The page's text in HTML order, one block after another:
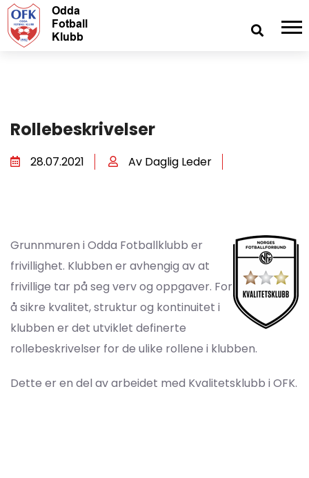
Rollebeskrivelser
28.07.2021 Av Daglig Leder
Grunnmuren i Odda Fotballklubb er
frivillighet. Klubben er avhengig av at
frivillige tar på seg verv og oppgaver. For
å sikre kvalitet, struktur og kontinuitet i
klubben er det utviklet definerte
rollebeskrivelser for de ulike rollene i klubben.
Dette er en del av arbeidet med Kvalitetsklubb i OFK.